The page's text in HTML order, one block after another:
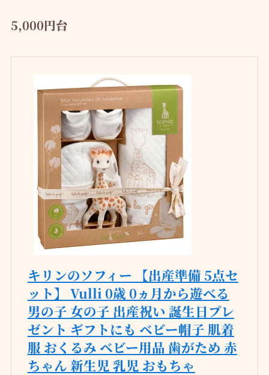
5,000円台
キリンのソフィー 【出産準備 5点セ
ット】 Vulli 0歳 0ヵ月から遊べる
男の子 女の子 出産祝い 誕生日プレ
ゼント ギフトにも ベビー帽子 肌着
服 おくるみ ベビー用品 歯がため 赤
ちゃん 新生児 乳児 おもちゃ